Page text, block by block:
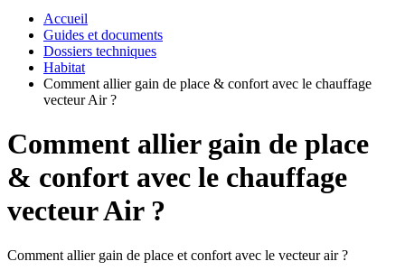
Accueil
Guides et documents
Dossiers techniques
Habitat
Comment allier gain de place & confort avec le chauffage
vecteur Air ?
Comment allier gain de place
& confort avec le chauffage
vecteur Air ?
Comment allier gain de place et confort avec le vecteur air ?